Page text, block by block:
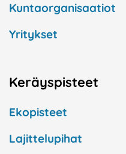
Kuntaorganisaatiot
Yritykset
Keräyspisteet
Ekopisteet
Lajittelupihat